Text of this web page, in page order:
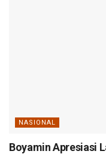
NASIONAL
Boyamin Apresiasi